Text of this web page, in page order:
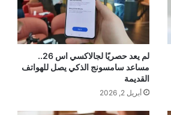
لم يعد حصريًا لجالاكسي اس 26..
مساعد سامسونج الذكي يصل للهواتف
القديمة
أبريل 2, 2026